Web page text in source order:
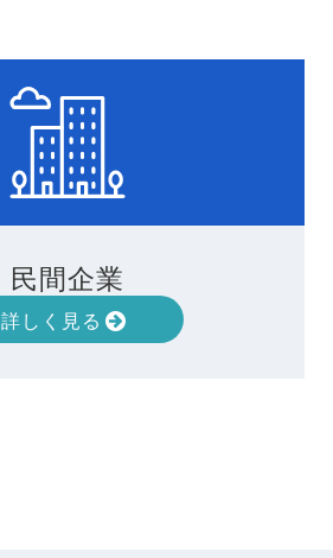
民間企業
詳しく見る